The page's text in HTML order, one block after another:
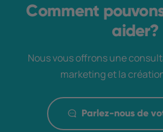
Comment
aider?
Nous vous offrons une
marketing et la
Parlez-nous de